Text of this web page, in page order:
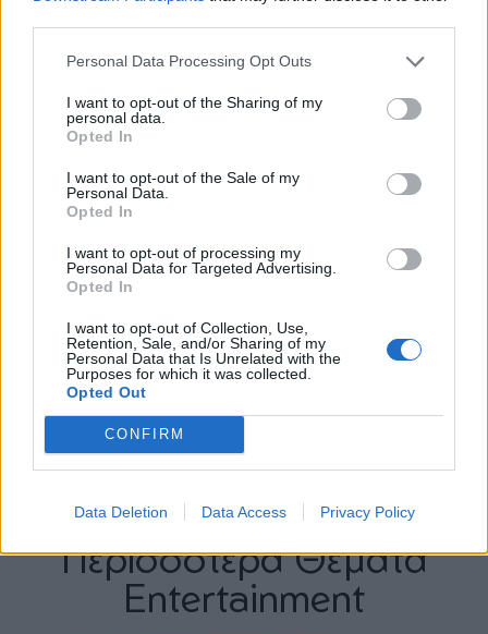
Personal Data Processing Opt Outs
I want to opt-out of the Sharing of my
personal data.
Opted In
I want to opt-out of the Sale of my
Personal Data.
Opted In
I want to opt-out of processing my
Personal Data for Targeted Advertising.
Opted In
I want to opt-out of Collection, Use,
Retention, Sale, and/or Sharing of my
Personal Data that Is Unrelated with the
Purposes for which it was collected.
Opted Out
CONFIRM
Data Deletion Data Access Privacy Policy
ΔΙΑΦΗΜΙΣΗ
Περισσότερα Θέματα
Entertainment